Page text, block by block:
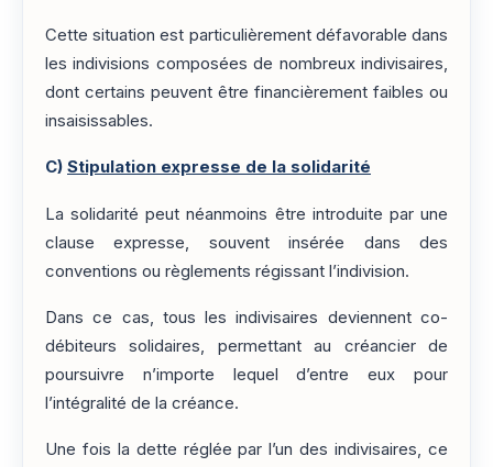
Cette situation est particulièrement défavorable dans
les indivisions composées de nombreux indivisaires,
dont certains peuvent être financièrement faibles ou
insaisissables.
C) Stipulation expresse de la solidarité
La solidarité peut néanmoins être introduite par une
clause expresse, souvent insérée dans des
conventions ou règlements régissant l’indivision.
Dans ce cas, tous les indivisaires deviennent co-
débiteurs solidaires, permettant au créancier de
poursuivre n’importe lequel d’entre eux pour
l’intégralité de la créance.
Une fois la dette réglée par l’un des indivisaires, ce